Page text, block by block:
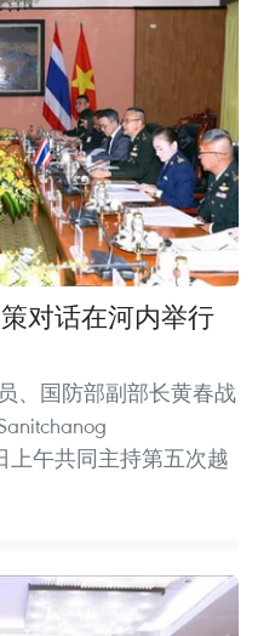
对话在河内举行
、国防部副部长黄春战
上午共同主持第五次越